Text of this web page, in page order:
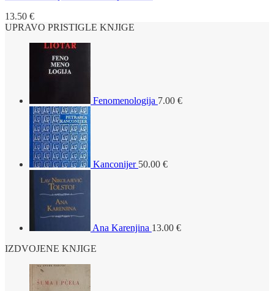
13.50 €
UPRAVO PRISTIGLE KNJIGE
Fenomenologija 7.00 €
Kanconijer 50.00 €
Ana Karenjina 13.00 €
IZDVOJENE KNJIGE